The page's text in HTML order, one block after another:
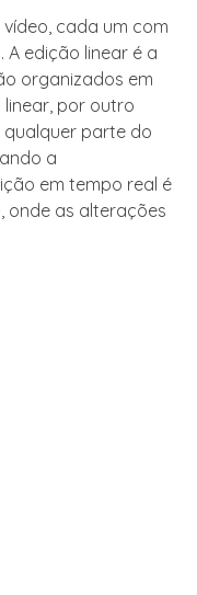
cada um com
edição linear é a
organizados em
linear, por outro
parte do
a
em tempo real é
onde as alterações